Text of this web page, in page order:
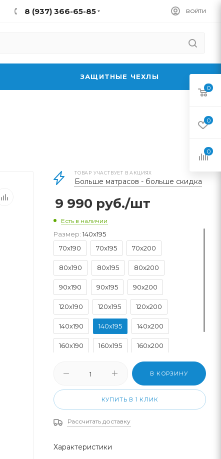
8 (937) 366-65-85 ВОЙТИ
ЗАЩИТНЫЕ ЧЕХЛЫ
ТОВАР УЧАСТВУЕТ В АКЦИЯХ
Больше матрасов - больше скидка
9 990 руб./шт
Есть в наличии
Размер: 140x195
70x190
70x195 70x200
80x190 80x195 80x200
90x190 90x195 90x200
120x190 120x195 120x200
140x190 140x195 140x200
160x190 160x195 160x200
В КОРЗИНУ
КУПИТЬ В 1 КЛИК
Рассчитать доставку
Характеристики
0
0
0